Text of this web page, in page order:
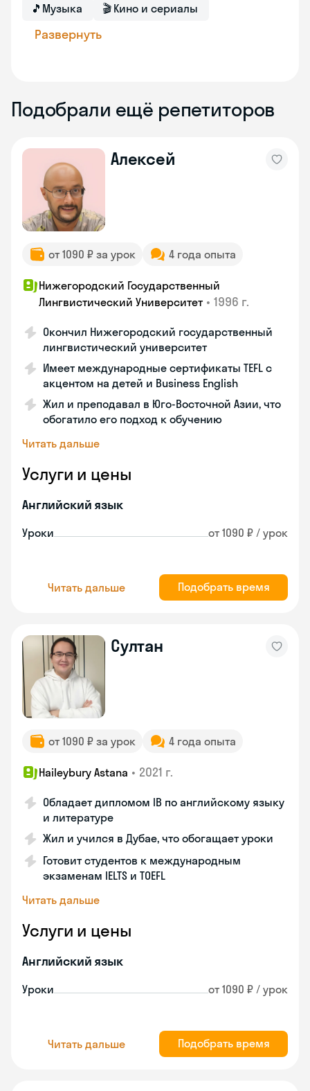
🎵 Музыка 🎬 Кино и сериалы
Развернуть
Подобрали ещё репетиторов
Алексей
от 1090 ₽ за урок 4 года опыта
Нижегородский Государственный
Лингвистический Университет • 1996 г.
Окончил Нижегородский государственный
лингвистический университет
Имеет международные сертификаты TEFL с
акцентом на детей и Business English
Жил и преподавал в Юго-Восточной Азии, что
обогатило его подход к обучению
Читать дальше
Услуги и цены
Английский язык
Уроки от 1090 ₽ / урок
Читать дальше Подобрать время
Султан
от 1090 ₽ за урок 4 года опыта
Haileybury Astana • 2021 г.
Обладает дипломом IB по английскому языку
и литературе
Жил и учился в Дубае, что обогащает уроки
Готовит студентов к международным
экзаменам IELTS и TOEFL
Читать дальше
Услуги и цены
Английский язык
Уроки от 1090 ₽ / урок
Читать дальше Подобрать время